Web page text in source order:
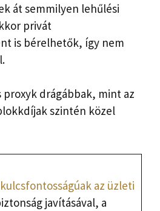
át semmilyen lehűlési
privát
is bérelhetők, így nem
drágábbak, mint az
szintén közel
az üzleti
javításával, a